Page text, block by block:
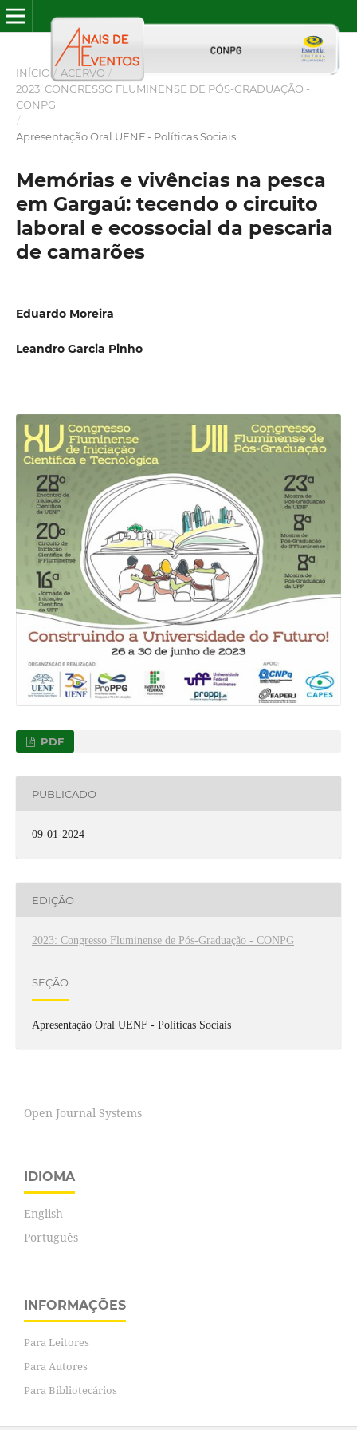
INÍCIO / ACERVO /
2023: CONGRESSO FLUMINENSE DE PÓS-GRADUAÇÃO -
CONPG
/
Apresentação Oral UENF - Políticas Sociais
Memórias e vivências na pesca
em Gargaú: tecendo o circuito
laboral e ecossocial da pescaria
de camarões
Eduardo Moreira
Leandro Garcia Pinho
PDF
PUBLICADO
09-01-2024
EDIÇÃO
2023: Congresso Fluminense de Pós-Graduação - CONPG
SEÇÃO
Apresentação Oral UENF - Políticas Sociais
Open Journal Systems
IDIOMA
English
Português
INFORMAÇÕES
Para Leitores
Para Autores
Para Bibliotecários